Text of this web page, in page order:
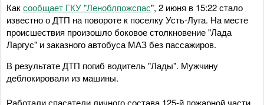
Каксообщает ГКУ "Леноблпожспас", 2 июня в 15:22 стало
известно о ДТП на повороте к поселку Усть-Луга. На месте
происшествия произошло боковое столкновение "Лада
Ларгус" и заказного автобуса МАЗ без пассажиров.
В результате ДТП погиб водитель "Лады". Мужчину
деблокировали из машины.
Работали спасатели личного состава 125-й пожарной части